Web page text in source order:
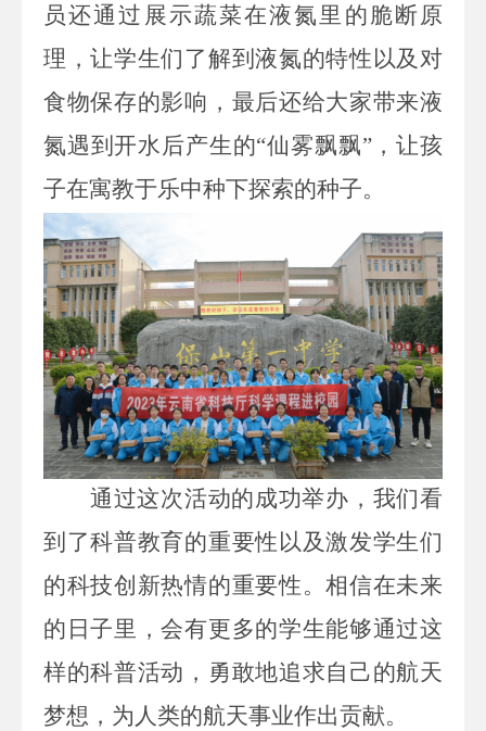
员还通过展示蔬菜在液氮里的脆断原
理，让学生们了解到液氮的特性以及对
食物保存的影响 ，最后还给大家带来液
氮遇到开水后产生的“仙雾飘飘”，让孩
子在寓教于乐中种下探索的种子。
通过这次活动的成功举办，我们看
到了科普教育的重要性以及激发学生们
的科技创新热情的重要性。相信在未来
的日子里，会有更多的学生能够通过这
样的科普活动，勇敢地追求自己的航天
梦想，为人类的航天事业作出贡献。